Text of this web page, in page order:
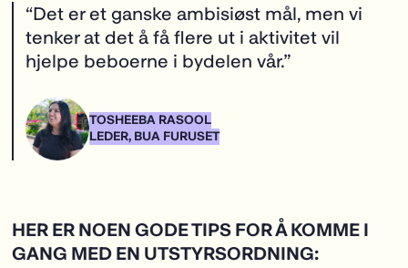
HER ER NOEN GODE TIPS FOR Å KOMME I
GANG MED EN UTSTYRSORDNING: